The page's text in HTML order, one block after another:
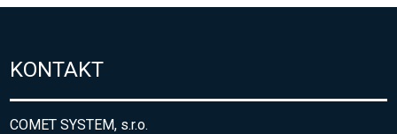
KONTAKT
COMET SYSTEM, s.r.o.